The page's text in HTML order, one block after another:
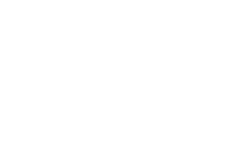
arbejdsområder.
værelser til en hyggelig